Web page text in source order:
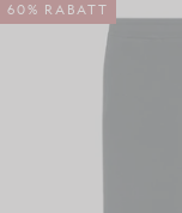
60% RABATT